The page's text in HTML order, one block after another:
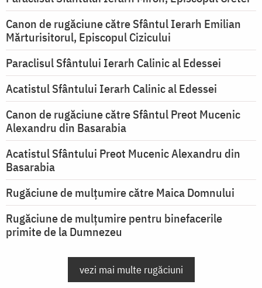
Canon de rugăciune către Sfântul Ierarh Emilian
Mărturisitorul, Episcopul Cizicului
Paraclisul Sfântului Ierarh Calinic al Edessei
Acatistul Sfântului Ierarh Calinic al Edessei
Canon de rugăciune către Sfântul Preot Mucenic
Alexandru din Basarabia
Acatistul Sfântului Preot Mucenic Alexandru din
Basarabia
Rugăciune de mulţumire către Maica Domnului
Rugăciune de mulțumire pentru binefacerile
primite de la Dumnezeu
vezi mai multe rugăciuni